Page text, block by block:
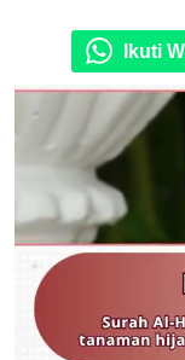
Ikuti